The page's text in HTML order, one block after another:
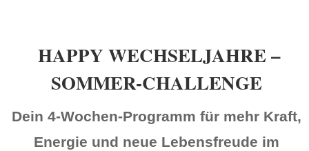
HAPPY WECHSELJAHRE –
SOMMER-CHALLENGE
Dein 4-Wochen-Programm für mehr Kraft,
Energie und neue Lebensfreude im